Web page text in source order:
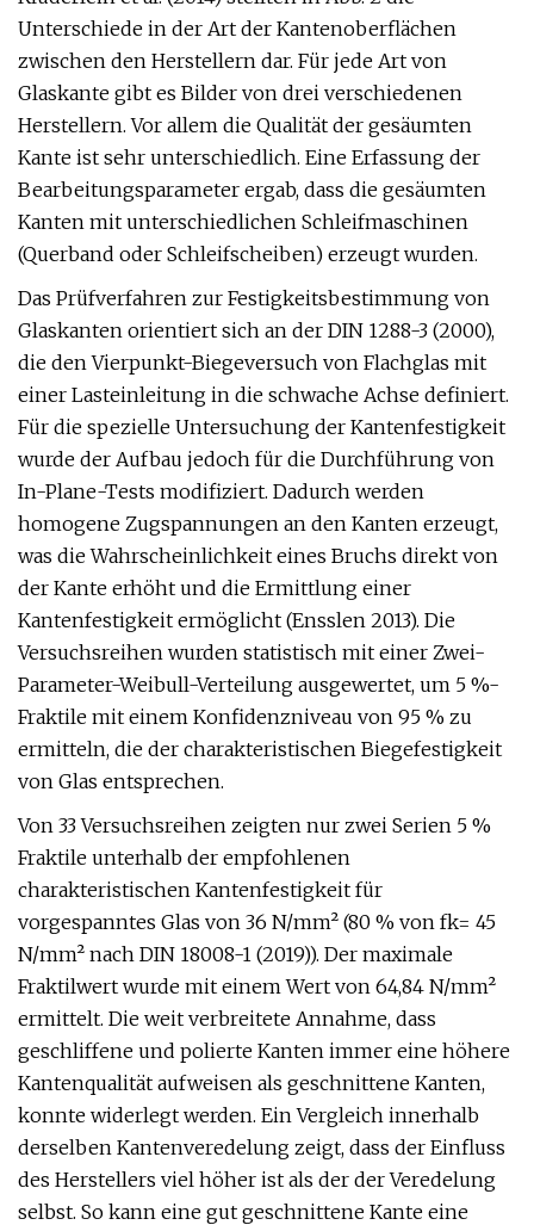
Unterschiede in der Art der Kantenoberflächen
zwischen den Herstellern dar. Für jede Art von
Glaskante gibt es Bilder von drei verschiedenen
Herstellern. Vor allem die Qualität der gesäumten
Kante ist sehr unterschiedlich. Eine Erfassung der
Bearbeitungsparameter ergab, dass die gesäumten
Kanten mit unterschiedlichen Schleifmaschinen
(Querband oder Schleifscheiben) erzeugt wurden.
Das Prüfverfahren zur Festigkeitsbestimmung von
Glaskanten orientiert sich an der DIN 1288-3 (2000),
die den Vierpunkt-Biegeversuch von Flachglas mit
einer Lasteinleitung in die schwache Achse definiert.
Für die spezielle Untersuchung der Kantenfestigkeit
wurde der Aufbau jedoch für die Durchführung von
In-Plane-Tests modifiziert. Dadurch werden
homogene Zugspannungen an den Kanten erzeugt,
was die Wahrscheinlichkeit eines Bruchs direkt von
der Kante erhöht und die Ermittlung einer
Kantenfestigkeit ermöglicht (Ensslen 2013). Die
Versuchsreihen wurden statistisch mit einer Zwei-
Parameter-Weibull-Verteilung ausgewertet, um 5 %-
Fraktile mit einem Konfidenzniveau von 95 % zu
ermitteln, die der charakteristischen Biegefestigkeit
von Glas entsprechen.
Von 33 Versuchsreihen zeigten nur zwei Serien 5 %
Fraktile unterhalb der empfohlenen
charakteristischen Kantenfestigkeit für
vorgespanntes Glas von 36 N/mm² (80 % von fk= 45
N/mm² nach DIN 18008-1 (2019)). Der maximale
Fraktilwert wurde mit einem Wert von 64,84 N/mm²
ermittelt. Die weit verbreitete Annahme, dass
geschliffene und polierte Kanten immer eine höhere
Kantenqualität aufweisen als geschnittene Kanten,
konnte widerlegt werden. Ein Vergleich innerhalb
derselben Kantenveredelung zeigt, dass der Einfluss
des Herstellers viel höher ist als der der Veredelung
selbst. So kann eine gut geschnittene Kante eine